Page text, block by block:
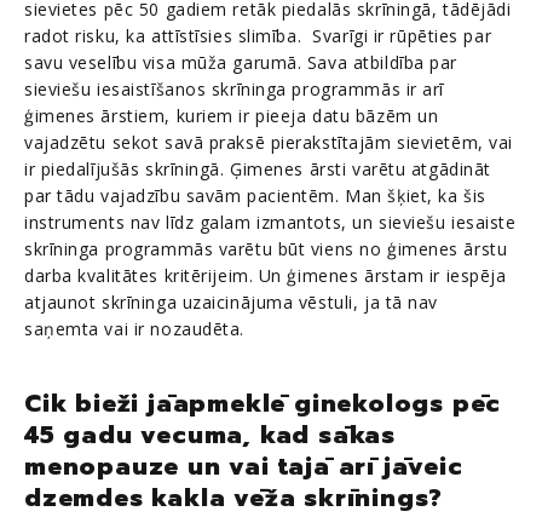
sievietes pēc 50 gadiem retāk piedalās skrīningā, tādējādi
radot risku, ka attīstīsies slimība. Svarīgi ir rūpēties par
savu veselību visa mūža garumā. Sava atbildība par
sieviešu iesaistīšanos skrīninga programmās ir arī
ģimenes ārstiem, kuriem ir pieeja datu bāzēm un
vajadzētu sekot savā praksē pierakstītajām sievietēm, vai
ir piedalījušās skrīningā. Ģimenes ārsti varētu atgādināt
par tādu vajadzību savām pacientēm. Man šķiet, ka šis
instruments nav līdz galam izmantots, un sieviešu iesaiste
skrīninga programmās varētu būt viens no ģimenes ārstu
darba kvalitātes kritērijeim. Un ģimenes ārstam ir iespēja
atjaunot skrīninga uzaicinājuma vēstuli, ja tā nav
saņemta vai ir nozaudēta.
Cik bieži jāapmeklē ginekologs pēc
45 gadu vecuma, kad sākas
menopauze un vai tajā arī jāveic
dzemdes kakla vēža skrīnings?